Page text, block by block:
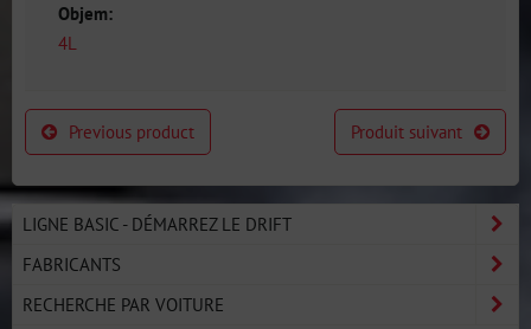
Objem:
4L
Previous product Produit suivant
LIGNE BASIC - DÉMARREZ LE DRIFT
FABRICANTS
RECHERCHE PAR VOITURE